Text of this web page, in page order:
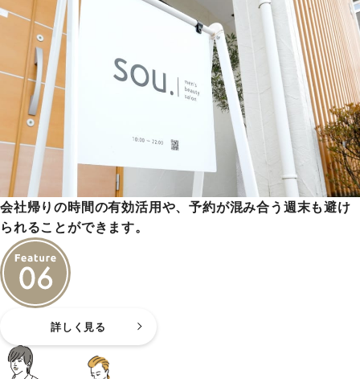
会社帰りの時間の有効活用や、予約が混み合う週末も避け
られることができます。
詳しく見る